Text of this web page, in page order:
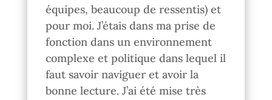
équipes, beaucoup de ressentis) et
pour moi. J’étais dans ma prise de
fonction dans un environnement
complexe et politique dans lequel il
faut savoir naviguer et avoir la
bonne lecture. J’ai été mise très